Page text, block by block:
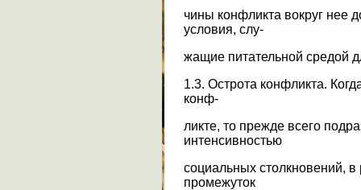
чины конфликта вокруг нее
условия, слу-
жащие питательной средой
1.3. Острота конфликта.
конф-
ликте, то прежде всего
интенсивностью
социальных столкновений, в
промежуток